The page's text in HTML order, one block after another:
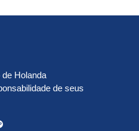
Holanda
de seus